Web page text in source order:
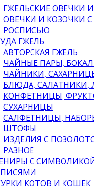
ГЖЕЛЬСКИЕ ОВЕЧКИ
ОВЕЧКИ И КОЗОЧКИ
РОСПИСЬЮ
ГЖЕЛЬ
АВТОРСКАЯ ГЖЕЛЬ
ЧАЙНЫЕ ПАРЫ,
ЧАЙНИКИ,
БЛЮДА, САЛАТНИКИ,
КОНФЕТНИЦЫ,
СУХАРНИЦЫ
САЛФЕТНИЦЫ,
ШТОФЫ
ИЗДЕЛИЯ С
РАЗНОЕ
С
КОТОВ И КОШЕК